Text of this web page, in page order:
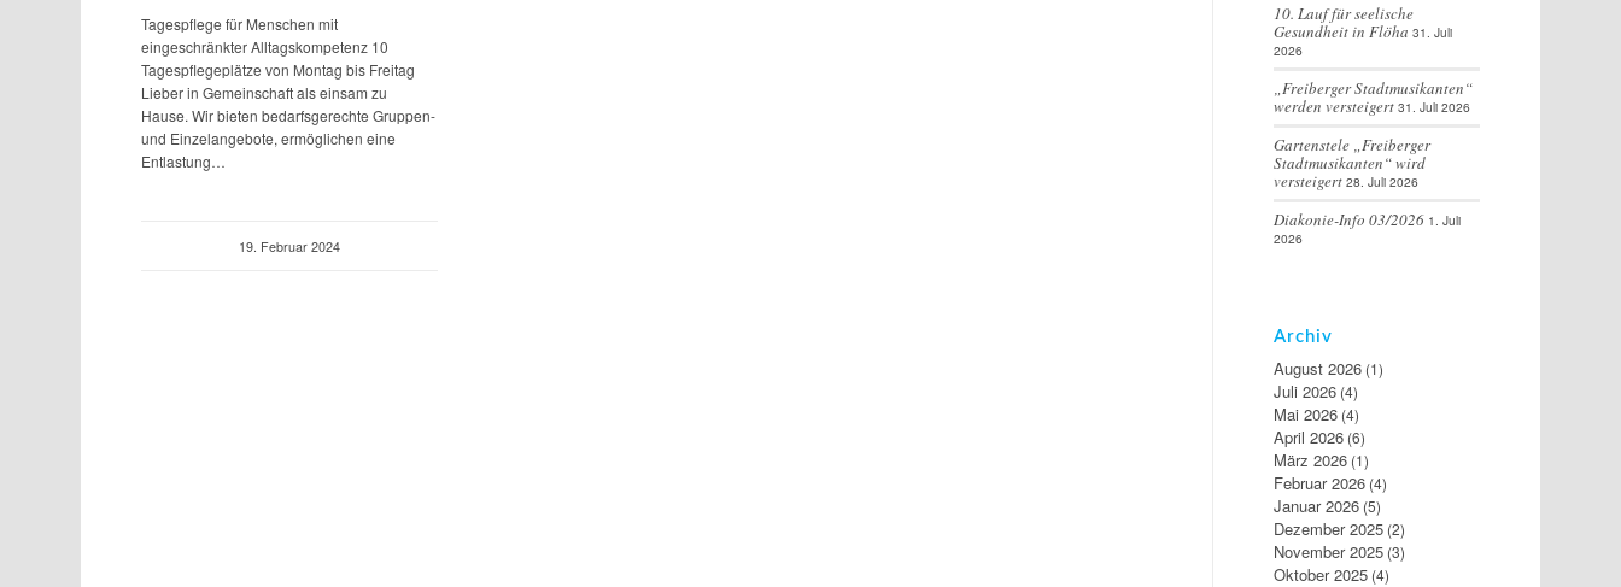
Tagespflege für Menschen mit
eingeschränkter Alltagskompetenz 10
Tagespflegeplätze von Montag bis Freitag
Lieber in Gemeinschaft als einsam zu
Hause. Wir bieten bedarfsgerechte Gruppen-
und Einzelangebote, ermöglichen eine
Entlastung…
19. Februar 2024
10. Lauf für seelische
Gesundheit in Flöha 31. Juli
2026
„Freiberger Stadtmusikanten“
werden versteigert 31. Juli 2026
Gartenstele „Freiberger
Stadtmusikanten“ wird
versteigert 28. Juli 2026
Diakonie-Info 03/2026 1. Juli
2026
Archiv
August 2026(1)
Juli 2026(4)
Mai 2026(4)
April 2026(6)
März 2026(1)
Februar 2026(4)
Januar 2026(5)
Dezember 2025(2)
November 2025(3)
Oktober 2025(4)